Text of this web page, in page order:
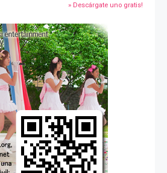
» Descárgate uno gratis!